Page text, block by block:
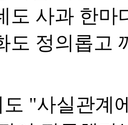
도 사과 한
도 정의롭고
"사실관계